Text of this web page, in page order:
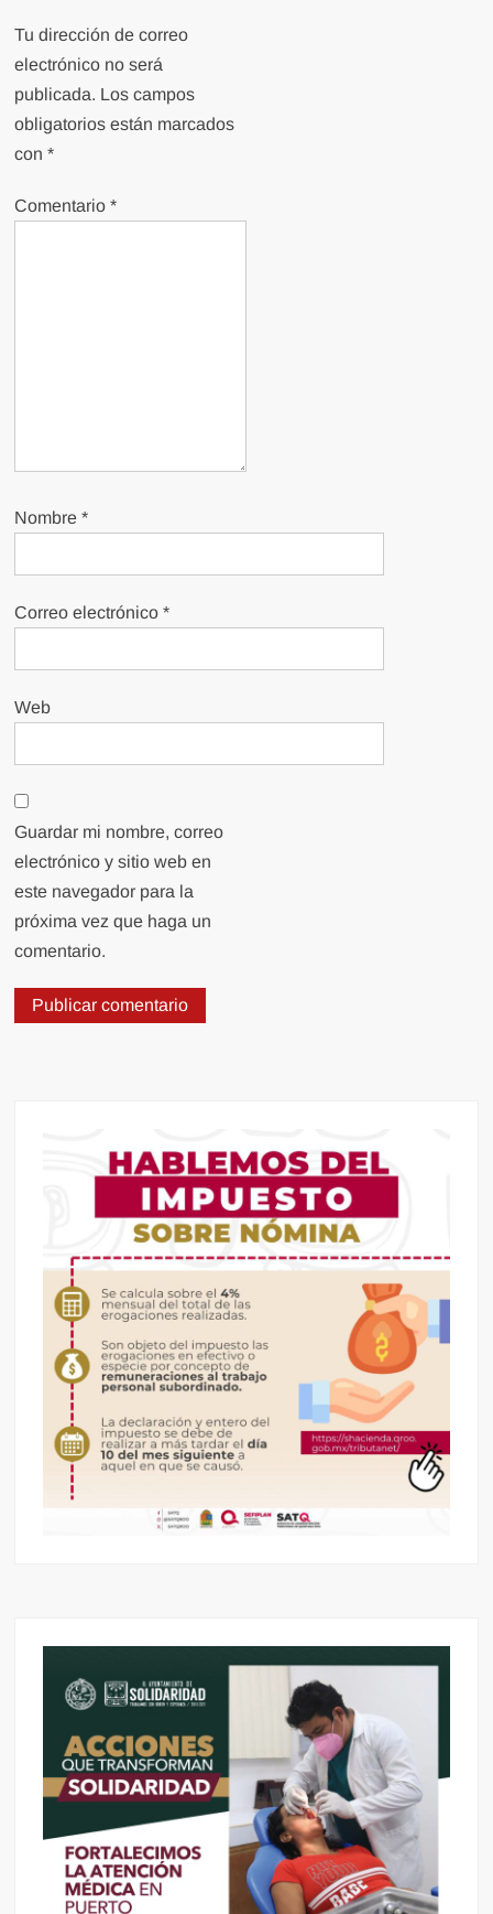
Tu dirección de correo
electrónico no será
publicada. Los campos
obligatorios están marcados
con*
Comentario*
Nombre*
Correo electrónico*
Web
Guardar mi nombre, correo
electrónico y sitio web en
este navegador para la
próxima vez que haga un
comentario.